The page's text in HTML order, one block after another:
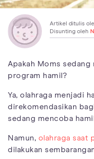
Artikel ditulis
Disunting oleh
Apakah Moms sedang
program hamil?
Ya, olahraga menjadi
direkomendasikan
sedang mencoba
Namun, olahraga saat
dilakukan